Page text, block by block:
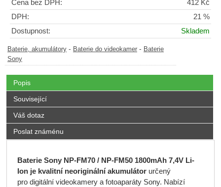
Cena bez DPH:
412 Kč
DPH:
21 %
Dostupnost:
Skladem
Baterie, akumulátory - Baterie do videokamer - Baterie
Sony
Popis
Související
Váš dotaz
Poslat známénu
Baterie Sony NP-FM70 / NP-FM50 1800mAh 7,4V Li-
Ion je kvalitní neoriginální akumulátorurčený
pro digitální videokamery a fotoaparáty Sony. Nabízí